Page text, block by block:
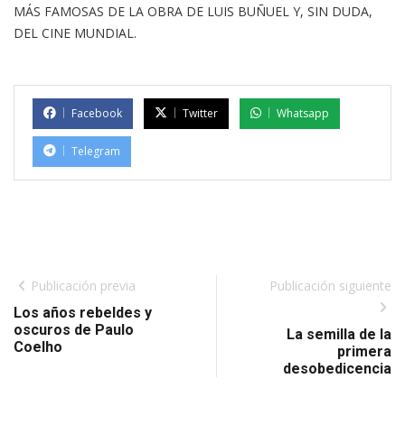
MÁS FAMOSAS DE LA OBRA DE LUIS BUÑUEL Y, SIN DUDA,
DEL CINE MUNDIAL.
Facebook Twitter Whatsapp
Telegram
Publicación previa
Los años rebeldes y
oscuros de Paulo
Coelho
Publicación siguiente
La semilla de la
primera
desobedicencia